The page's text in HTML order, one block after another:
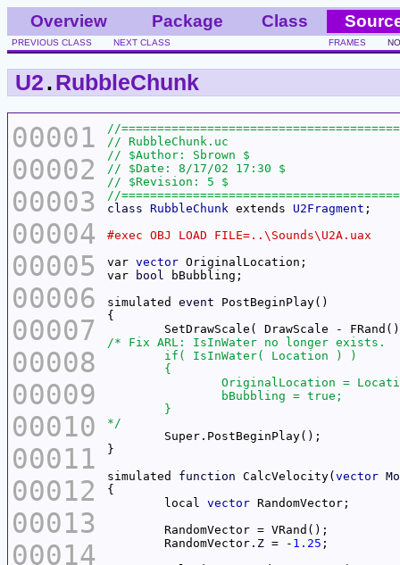
Overview Package Class
PREVIOUS CLASS NEXT CLASS FRAMES
U2.RubbleChunk
00001
00002
00003
00004
00005
00006
00007
00008
00009
00010
00011
00012
00013
00014
class RubbleChunk extends U2Fragment
var vector
var
bool
simulated event
*/
simulated function CalcVelocity( vector
	local
vector
	RandomVector.
Z = - 1.25